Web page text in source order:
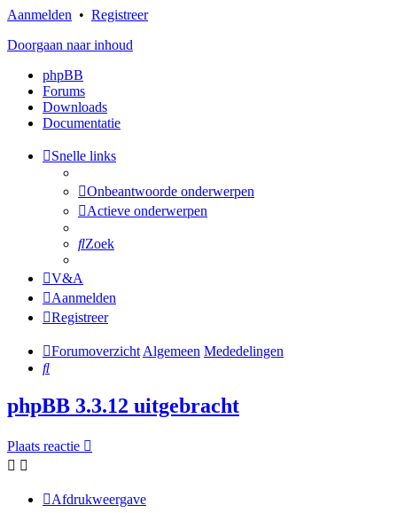
Aanmelden • Registreer
Doorgaan naar inhoud
phpBB
Forums
Downloads
Documentatie
Snelle links
Onbeantwoorde onderwerpen
Actieve onderwerpen
Zoek
V&A
Aanmelden
Registreer
Forumoverzicht Algemeen Mededelingen
Zoek
phpBB 3.3.12 uitgebracht
Plaats reactie
Afdrukweergave